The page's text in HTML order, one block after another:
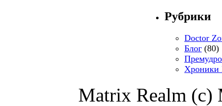
Рубрики
Doctor
Блог (80)
Хроники
Matrix Realm (c)